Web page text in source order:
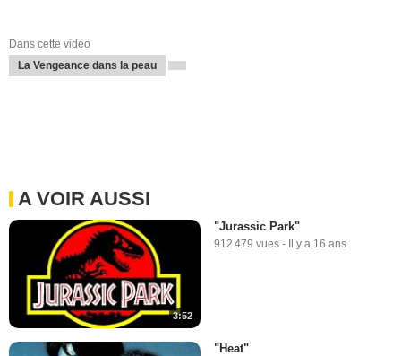
Dans cette vidéo
La Vengeance dans la peau
A VOIR AUSSI
3:52
"Jurassic Park"
912 479 vues - Il y a 16 ans
"Heat"